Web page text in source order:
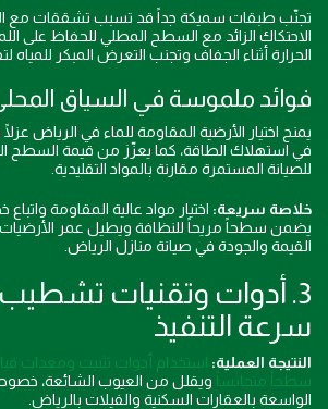
تجنّب طبقات سميكة جداً قد تسبب تشققات مع
الاحتكاك الزائد مع السطح المطلي للحفاظ على
الحرارة أثناء الجفاف وتجنب التعرض المبكر للمياه
فوائد ملموسة في السياق
يمنح اختيار الأرضية المقاومة للماء في الرياض عزلًا
في استهلاك الطاقة، كما يعزّز من قيمة السطح
للصيانة المستمرة مقارنة بالمواد التقليدية.
خلاصة سريعة: اختيار مواد عالية المقاومة
يضمن سطحاً مريحاً للنظافة ويطيل عمر
القيمة والجودة في صيانة منازل الرياض.
3. أدوات وتقنيات تشطيب
سرعة التنفيذ
النتيجة العملية: استخدام أدوات تثبيت ومعدات
سطحاً متجانساً ويقلل من العيوب الشائعة،
الواسعة بالعقارات السكنية والفيلات بالرياض.